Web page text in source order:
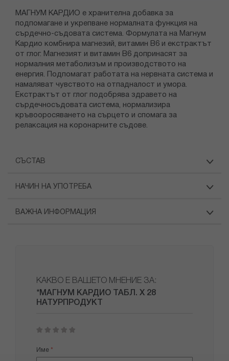
МАГНУМ КАРДИО е хранителна добавка за
подпомагане и укрепване нормалната функция на
сърдечно-съдовата система. Формулата на Магнум
Кардио комбнира магнезий, витамин В6 и екстрактът
от глог. Магнезият и витамин В6 допринасят за
нормалния метаболизъм и производството на
енергия. Подпомагат работата на нервната система и
намаляват чувството на отпадналост и умора.
Екстрактът от глог подобрява здравето на
сърдечносъдовата система, нормализира
кръвооросяването на сърцето и спомага за
релаксация на коронарните съдове.
СЪСТАВ
НАЧИН НА УПОТРЕБА
ВАЖНА ИНФОРМАЦИЯ
КАКВО Е ВАШЕТО МНЕНИЕ ЗА:
*МАГНУМ КАРДИО ТАБЛ. Х 28
НАТУРПРОДУКТ
star
stars
stars
stars
stars
Име